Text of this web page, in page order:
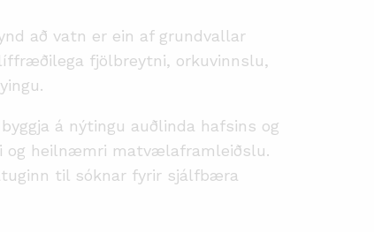
að vatn er ein af grundvallar
fjölbreytni, orkuvinnslu,
á nýtingu auðlinda hafsins og
og heilnæmri matvælaframleiðslu.
til sóknar fyrir sjálfbæra